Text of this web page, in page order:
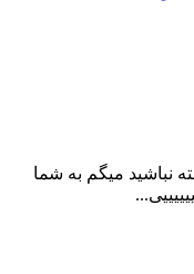
نباشید میگم به شما